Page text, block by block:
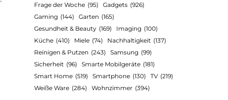
Frage der Woche (95) Gadgets (926)
Gaming (144) Garten (165)
Gesundheit & Beauty (169) Imaging (100)
Küche (410) Miele (74) Nachhaltigkeit (137)
Reinigen & Putzen (243) Samsung (99)
Sicherheit (96) Smarte Mobilgeräte (181)
Smart Home (519) Smartphone (130) TV (219)
Weiße Ware (284) Wohnzimmer (394)